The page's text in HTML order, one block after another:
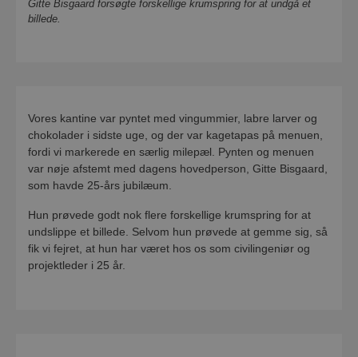
Gitte Bisgaard forsøgte forskellige krumspring for at undgå et
billede.
Vores kantine var pyntet med vingummier, labre larver og
chokolader i sidste uge, og der var kagetapas på menuen,
fordi vi markerede en særlig milepæl. Pynten og menuen
var nøje afstemt med dagens hovedperson,Gitte Bisgaard,
som havde 25-års jubilæum.
Hun prøvede godt nok flere forskellige krumspring for at
undslippe et billede. Selvom hun prøvede at gemme sig, så
fik vi fejret, at hun har været hos os som civilingeniør og
projektleder i 25 år.